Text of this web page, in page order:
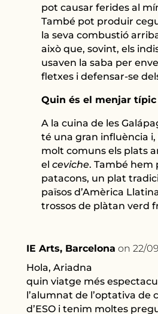
pot causar ferides al
També pot produir
la seva combustió
això que, sovint, els
usaven la saba per
fletxes i defensar-se
Quin és el menjar típic
A la cuina de les
té una gran influència
molt comuns els plats
elceviche. També hem
patacons, un plat
països d’Amèrica
trossos de plàtan verd
IE Arts, Barcelona on 22/
Hola, Ariadna
quin viatge més
l’alumnat de l’optativa de
d’ESO i tenim moltes